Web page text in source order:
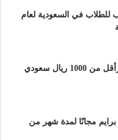
للطلاب في السعودية لعام
ريال سعودي
مجانًا لمدة شهر من